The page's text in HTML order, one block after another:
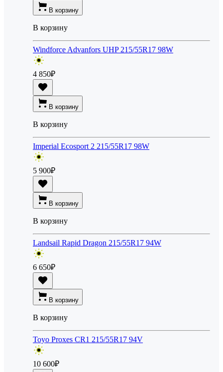
В корзину
В корзину
Windforce Advanfors UHP 215/55R17 98W
4 850₽
В корзину
В корзину
Imperial Ecosport 2 215/55R17 98W
5 900₽
В корзину
В корзину
Landsail Rapid Dragon 215/55R17 94W
6 650₽
В корзину
В корзину
Toyo Proxes CR1 215/55R17 94V
10 600₽